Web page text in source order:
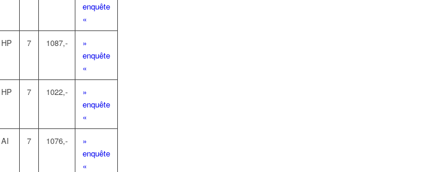
enquête
«
HP 7 1087,-
»
enquête
«
HP 7 1022,-
»
enquête
«
AI 7 1076,-
»
enquête
«